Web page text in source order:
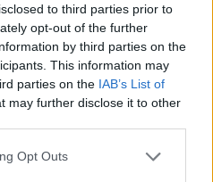
to third parties prior to
opt-out of the further
by third parties on the
This information may
parties on the IAB’s List of
may further disclose it to other
Opt Outs
ami
és ettől afékpofák15-
Ajánlott hát
is jobban